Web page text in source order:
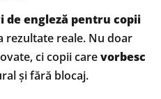
de engleză pentru copii
rezultate reale. Nu doar
ci copii carevorbesc
și fără blocaj.